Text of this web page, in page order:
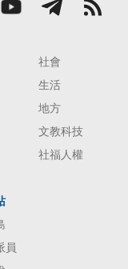
社會
生活
地方
文教科技
社福人權
員